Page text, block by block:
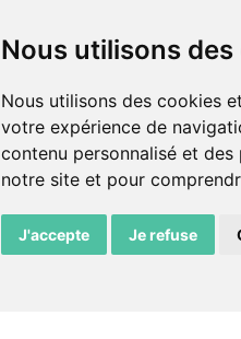
Nous utilisons
Nous utilisons des cookies
votre expérience de
contenu personnalisé et
notre site et pour
J'accepte Je refuse